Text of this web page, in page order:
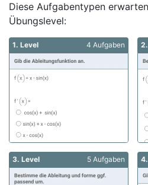
Diese Aufgabentypen
Übungslevel:
1. Level 4 Aufgaben
3. Level 5 Aufgaben